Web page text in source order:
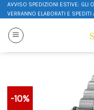
AVVISO SPEDIZIONI ESTIVE: GLI
VERRANNO ELABORATI E
-10%